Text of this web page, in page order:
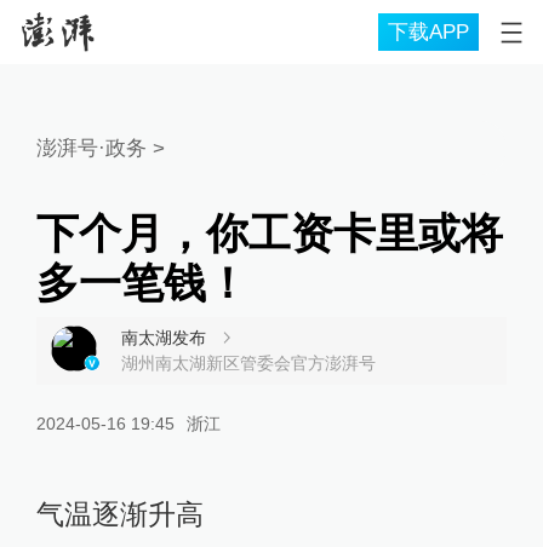
下载APP
澎湃号·政务 >
下个月，你工资卡里或将
多一笔钱！
南太湖发布
湖州南太湖新区管委会官方澎湃号
2024-05-16 19:45 浙江
气温逐渐升高